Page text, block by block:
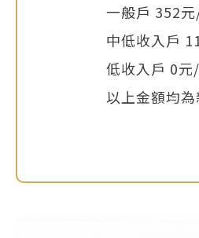
一般戶 352
中低收入戶
低收入戶 0元
以上金額均